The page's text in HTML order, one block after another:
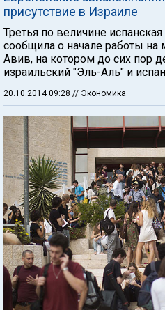
присутствие в Израиле
Третья по величине
сообщила о начале работы
Авив, на котором до сих пор
израильский "Эль-Аль" и
20.10.2014 09:28 // Экономика